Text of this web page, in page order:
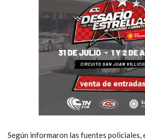
Según informaron las fuentes policiales,